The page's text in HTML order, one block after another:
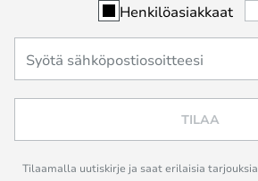
Henkilöasiakkaat
TILAA
Tilaamalla uutiskirje ja saat erilaisia